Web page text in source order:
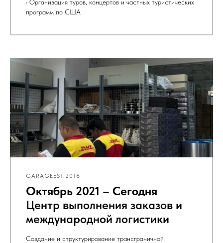
• Организация туров, концертов и частных туристических
программ по США
GARAGEEST.2016
Октябрь 2021 – Сегодня
Центр выполнения заказов и
международной логистики
Создание и структурирование трансграничной